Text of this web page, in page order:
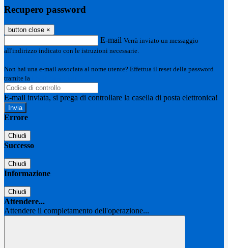
Recupero password
button close ×
E-mail Verrà inviato un messaggio
all'indirizzo indicato con le istruzioni necessarie.
Non hai una e-mail associata al nome utente? Effettua il reset della password
tramite la
E-mail inviata, si prega di controllare la casella di posta elettronica!
Errore
Chiudi
Successo
Chiudi
Informazione
Chiudi
Attendere...
Attendere il completamento dell'operazione...